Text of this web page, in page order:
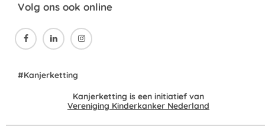
Volg ons ook online
  
#Kanjerketting
Kanjerketting is een initiatief van
Vereniging Kinderkanker Nederland